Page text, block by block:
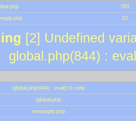
783
23
[2] Undefined
global.php(844) :
/global.php(844) : eval()'d code
/global.php
/newreply.php